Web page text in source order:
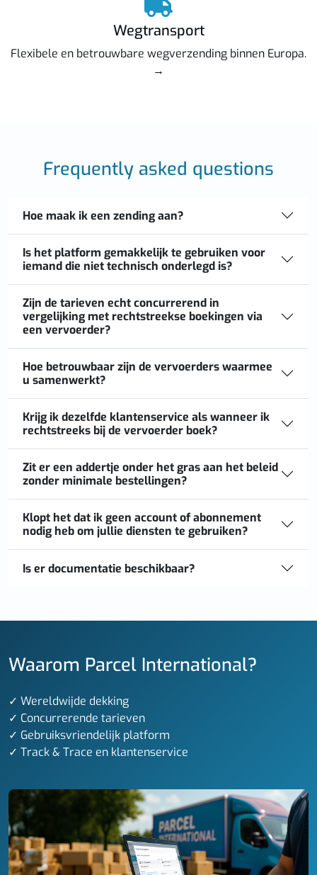
Wegtransport
Flexibele en betrouwbare wegverzending binnen Europa.
→
Frequently asked questions
Hoe maak ik een zending aan?
Is het platform gemakkelijk te gebruiken voor
iemand die niet technisch onderlegd is?
Zijn de tarieven echt concurrerend in
vergelijking met rechtstreekse boekingen via
een vervoerder?
Hoe betrouwbaar zijn de vervoerders waarmee
u samenwerkt?
Krijg ik dezelfde klantenservice als wanneer ik
rechtstreeks bij de vervoerder boek?
Zit er een addertje onder het gras aan het beleid
zonder minimale bestellingen?
Klopt het dat ik geen account of abonnement
nodig heb om jullie diensten te gebruiken?
Is er documentatie beschikbaar?
Waarom Parcel International?
✓ Wereldwijde dekking
✓ Concurrerende tarieven
✓ Gebruiksvriendelijk platform
✓ Track & Trace en klantenservice